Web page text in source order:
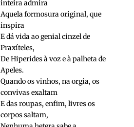
inteira admira
Aquela formosura original, que
inspira
E dá vida ao genial cinzel de
Praxíteles,
De Hiperides à voz e à palheta de
Apeles.
Quando os vinhos, na orgia, os
convivas exaltam
E das roupas, enfim, livres os
corpos saltam,